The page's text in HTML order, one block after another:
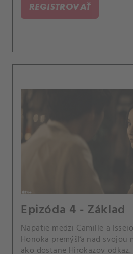
REGISTROVAŤ
Epizóda 4 - Základ
Napätie medzi Camille a
Honoka premýšľa nad
ako dostane Hirokazov odkaz.